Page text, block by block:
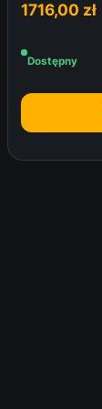
1716,00 zł
Dostępny